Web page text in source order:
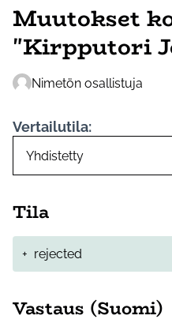
Muutokset
"Kirpputori
Nimetön osallistuja
Vertailutila:
Tila
+ rejected
Vastaus (Suomi)